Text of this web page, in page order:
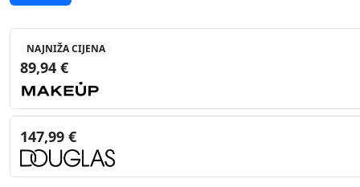
NAJNIŽA CIJENA
89,94 €
147,99 €